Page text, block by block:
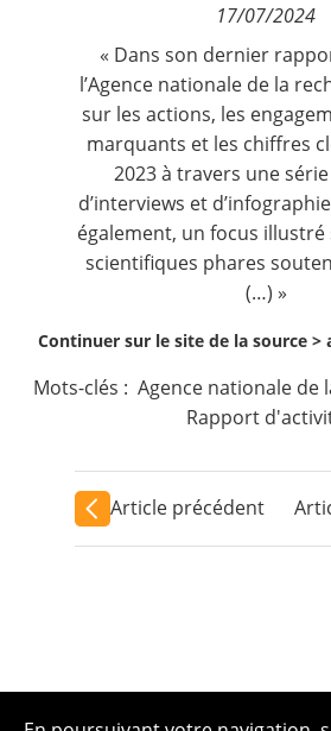
17/07/2024
« Dans son dernier
l’Agence nationale de la
sur les actions, les
marquants et les chiffres
2023 à travers une série
d’interviews et
également, un focus
scientifiques phares
(…) »
Continuer sur le site de la source >
Mots-clés : Agence nationale de
Rapport
Article précédent